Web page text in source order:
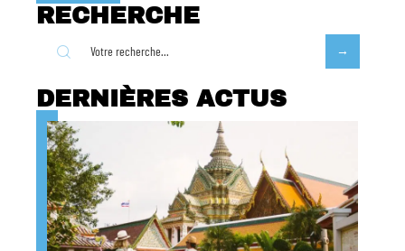
RECHERCHE
DERNIÈRES ACTUS